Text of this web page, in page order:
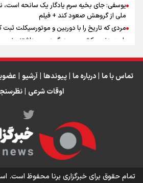
اینفو برنا/ میزان مالیات بر ارزش
یوسفی: جای بخیه سرم یادگار یک سانحه است،
ملی از گروهش صعود کند + فیلم
مردی که تاریخ را با دوربین و موتورسیکلت ثبت
رابرت دنیرو: کشور من دیگر دوست‌داشتنی نیست
انتظار حضور تیم‌های بزرگ مثل استقلال در
تورم ۵۸ درصدی معدن / وقتی هزینهتماس با ما | درباره ما | پیوندها | آرشیو |
اوقات شرعی |
تمام حقوق برای خبرگزاری برنا محفوظ است.